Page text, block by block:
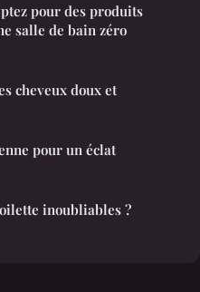
pour des produits
salle de bain zéro
cheveux doux et
pour un éclat
inoubliables ?